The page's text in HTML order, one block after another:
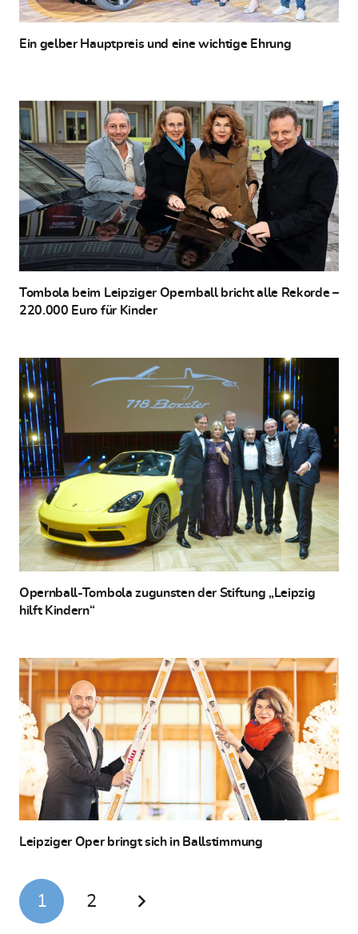
Ein gelber Hauptpreis und eine wichtige Ehrung
Tombola beim Leipziger Opernball bricht alle Rekorde –
220.000 Euro für Kinder
Opernball-Tombola zugunsten der Stiftung „Leipzig
hilft Kindern“
Leipziger Oper bringt sich in Ballstimmung
1 2